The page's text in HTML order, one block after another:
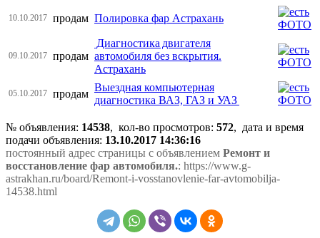
10.10.2017 продам Полировка фар Астрахань
09.10.2017 продам
Диагностика двигателя
автомобиля без вскрытия.
Астрахань
05.10.2017 продам
Выездная компьютерная
диагностика ВАЗ, ГАЗ и УАЗ
№ объявления: 14538, кол-во просмотров: 572, дата и время
подачи объявления: 13.10.2017 14:36:16
постоянный адрес страницы с объявлением Ремонт и
восстановление фар автомобиля.: https://www.g-
astrakhan.ru/board/Remont-i-vosstanovlenie-far-avtomobilja-
14538.html